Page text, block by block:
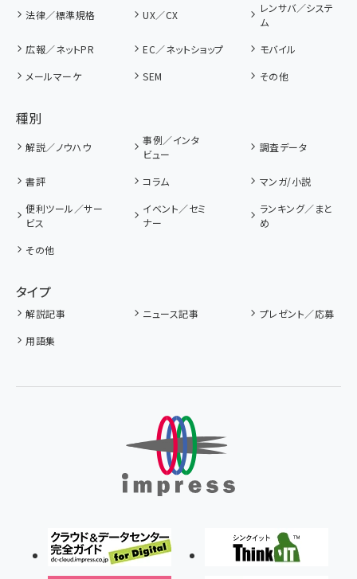
法律／標準規格 UX／CX
レンサバ／システ
ム
広報／ネットPR
EC／ネットショップ
モバイル
メールマーケ
SEM その他
種別
解説／ノウハウ
事例／インタ
ビュー
調査データ
書評 コラム
マンガ/小説
便利ツール／サー
ビス
イベント／セミ
ナー
ランキング／まと
め
その他
タイプ
解説記事 ニュース記事
プレゼント／応募
用語集